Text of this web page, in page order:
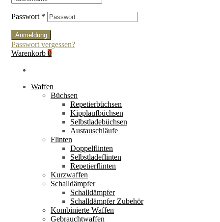
Passwort *
Anmeldung
Passwort vergessen?
Warenkorb 0
Waffen
Büchsen
Repetierbüchsen
Kipplaufbüchsen
Selbstladebüchsen
Austauschläufe
Flinten
Doppelflinten
Selbstladeflinten
Repetierflinten
Kurzwaffen
Schalldämpfer
Schalldämpfer
Schalldämpfer Zubehör
Kombinierte Waffen
Gebrauchtwaffen